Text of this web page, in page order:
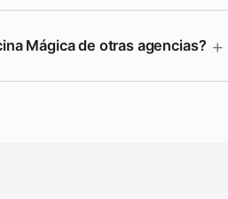
Mágica de otras agencias? +